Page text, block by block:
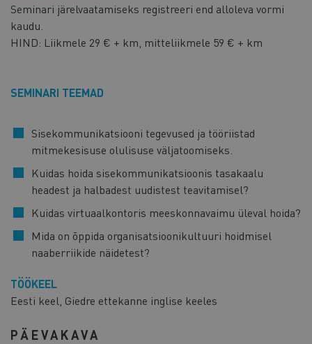
Seminari järelvaatamiseks registreeri end alloleva vormi
kaudu.
HIND: Liikmele 29 € + km, mitteliikmele 59 € + km
SEMINARI TEEMAD
Sisekommunikatsiooni tegevused ja tööriistad
mitmekesisuse olulisuse väljatoomiseks.
Kuidas hoida sisekommunikatsioonis tasakaalu
headest ja halbadest uudistest teavitamisel?
Kuidas virtuaalkontoris meeskonnavaimu üleval hoida?
Mida on õppida organisatsioonikultuuri hoidmisel
naaberriikide näidetest?
TÖÖKEEL
Eesti keel, Giedre ettekanne inglise keeles
PÄEVAKAVA